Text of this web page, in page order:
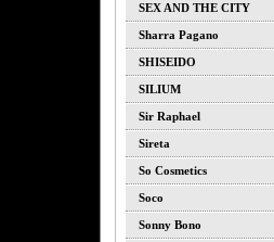
SEX AND THE CITY
Sharra Pagano
SHISEIDO
SILIUM
Sir Raphael
Sireta
So Cosmetics
Soco
Sonny Bono